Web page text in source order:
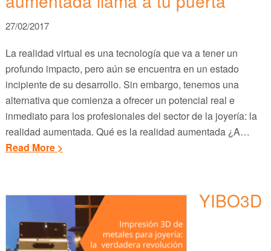
27/02/2017
La realidad virtual es una tecnología que va a tener un
profundo impacto, pero aún se encuentra en un estado
incipiente de su desarrollo. Sin embargo, tenemos una
alternativa que comienza a ofrecer un potencial real e
inmediato para los profesionales del sector de la joyería: la
realidad aumentada. Qué es la realidad aumentada ¿A…
Read More >
YIBO3D